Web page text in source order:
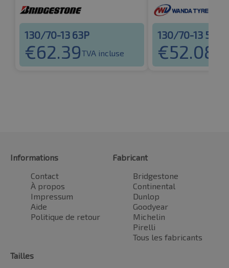
130/70-13 63P
€62.39TVA incluse
130/70-13 57P
€52.08
Informations
Contact
À propos
Impressum
Aide
Politique de retour
Fabricant
Bridgestone
Continental
Dunlop
Goodyear
Michelin
Pirelli
Tous les fabricants
Tailles